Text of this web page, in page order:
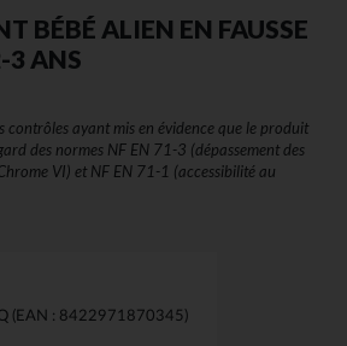
BÉBÉ ALIEN EN FAUSSE
3 ANS
contrôles ayant mis en évidence que le produit
des normes NF EN 71-3 (dépassement des
VI) et NF EN 71-1 (accessibilité au
(EAN : 8422971870345)